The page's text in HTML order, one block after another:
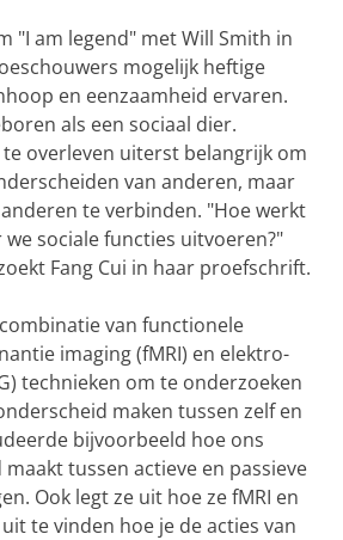
"I am legend" met Will Smith in
mogelijk heftige
en eenzaamheid ervaren.
als een sociaal dier.
overleven uiterst belangrijk om
van anderen, maar
te verbinden. "Hoe werkt
sociale functies uitvoeren?"
Fang Cui in haar proefschrift.
van functionele
imaging (fMRI) en elektro-
technieken om te onderzoeken
maken tussen zelf en
bijvoorbeeld hoe ons
tussen actieve en passieve
Ook legt ze uit hoe ze fMRI en
te vinden hoe je de acties van